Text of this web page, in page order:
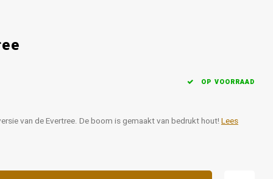
OP VOORRAAD
van de Evertree. De boom is gemaakt van bedrukt hout!Lees